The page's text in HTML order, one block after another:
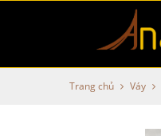
Trang chủ Váy